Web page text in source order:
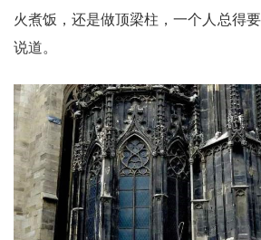
火煮饭，还是做顶梁柱，一个人总得要
说道。